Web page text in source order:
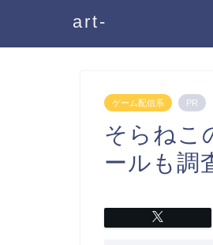
art-
ゲーム配信系 PR
そらねこ
ールも